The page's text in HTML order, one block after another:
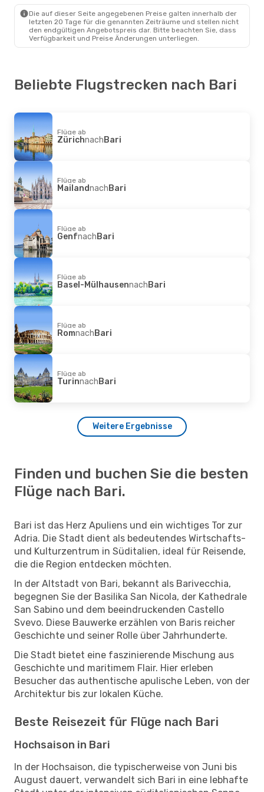
Die auf dieser Seite angegebenen Preise galten innerhalb der
letzten 20 Tage für die genannten Zeiträume und stellen nicht
den endgültigen Angebotspreis dar. Bitte beachten Sie, dass
Verfügbarkeit und Preise Änderungen unterliegen.
Beliebte Flugstrecken nach Bari
Flüge ab
ZürichnachBari
Flüge ab
MailandnachBari
Flüge ab
GenfnachBari
Flüge ab
Basel-MülhausennachBari
Flüge ab
RomnachBari
Flüge ab
TurinnachBari
Weitere Ergebnisse
Finden und buchen Sie die besten
Flüge nach Bari.
Bari ist das Herz Apuliens und ein wichtiges Tor zur
Adria. Die Stadt dient als bedeutendes Wirtschafts-
und Kulturzentrum in Süditalien, ideal für Reisende,
die die Region entdecken möchten.
In der Altstadt von Bari, bekannt als Barivecchia,
begegnen Sie der Basilika San Nicola, der Kathedrale
San Sabino und dem beeindruckenden Castello
Svevo. Diese Bauwerke erzählen von Baris reicher
Geschichte und seiner Rolle über Jahrhunderte.
Die Stadt bietet eine faszinierende Mischung aus
Geschichte und maritimem Flair. Hier erleben
Besucher das authentische apulische Leben, von der
Architektur bis zur lokalen Küche.
Beste Reisezeit für Flüge nach Bari
Hochsaison in Bari
In der Hochsaison, die typischerweise von Juni bis
August dauert, verwandelt sich Bari in eine lebhafte